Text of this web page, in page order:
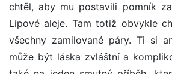
chtěl, aby mu postavili pomník
Lipové aleje. Tam totiž obvykle
všechny zamilované páry. Ti si
může být láska zvláštní a